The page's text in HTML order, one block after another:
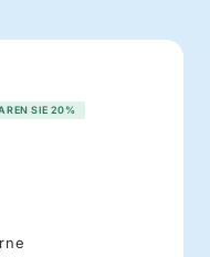
SIE 20%